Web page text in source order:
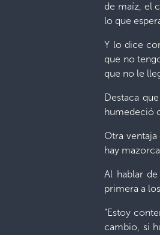
de maíz, el
lo que
Y lo dice
que no
que no le
Destaca
humedeció
Otra
hay
Al hablar
primera a
“Estoy
cambio, si